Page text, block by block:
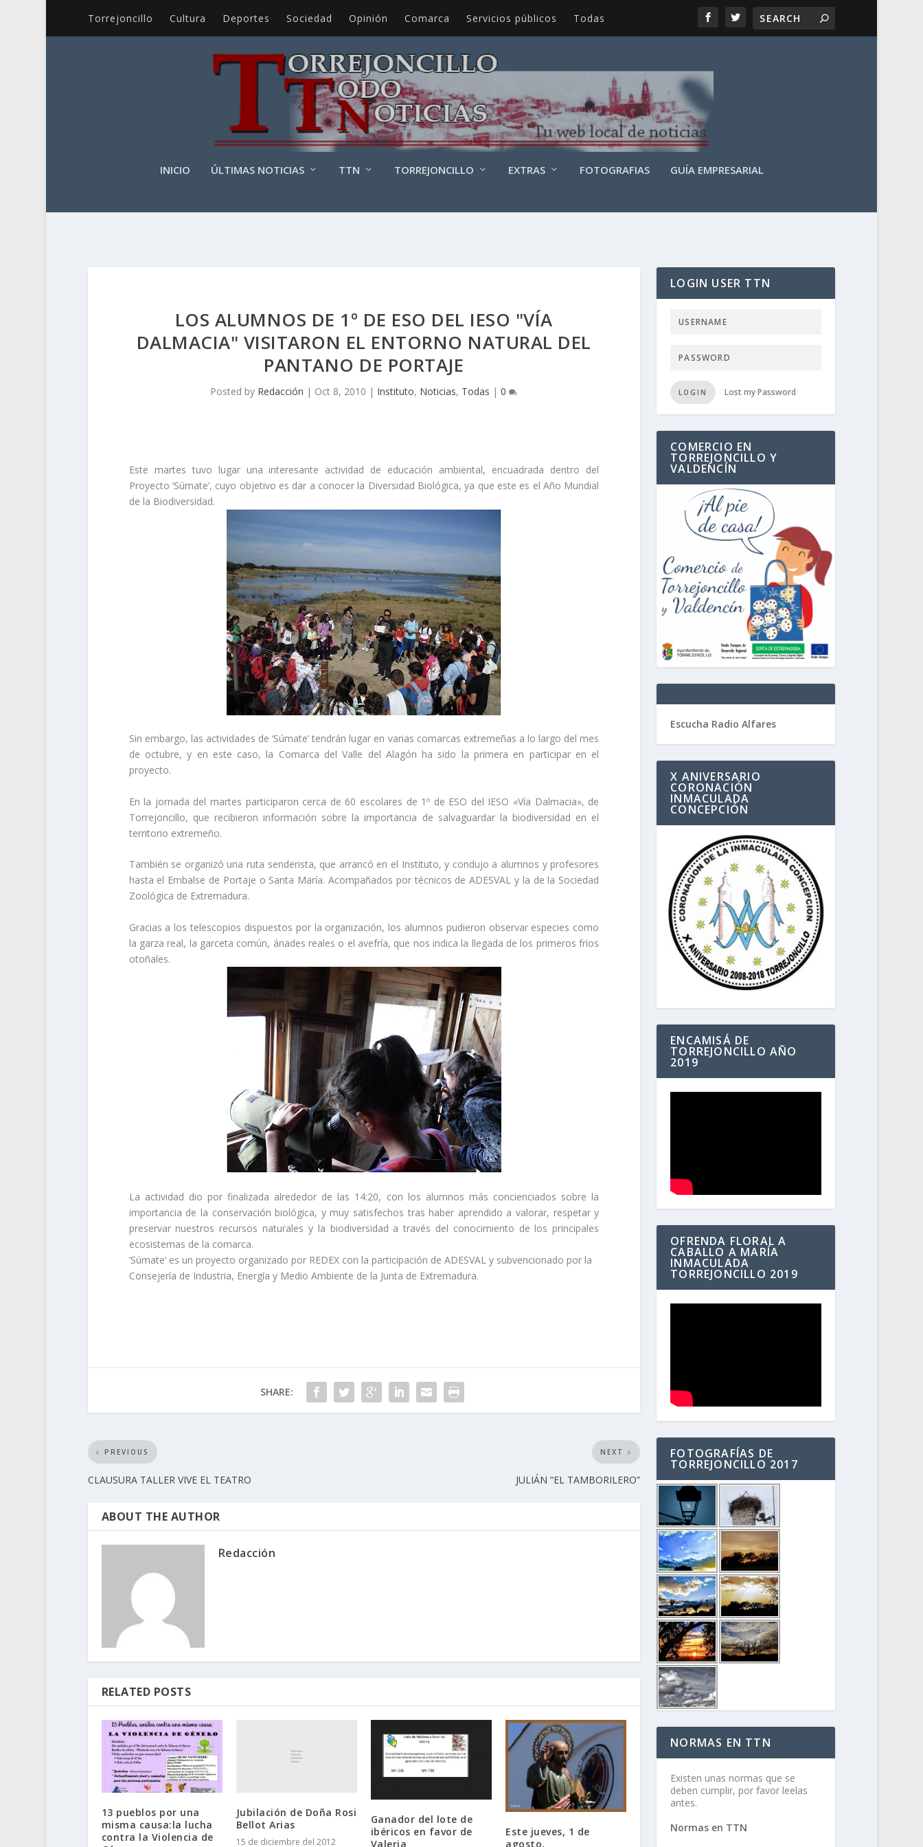
Torrejoncillo Cultura Deportes Sociedad Opinión Comarca Servicios públicos Todas
INICIO ÚLTIMAS NOTICIAS TTN TORREJONCILLO EXTRAS FOTOGRAFIAS GUÍA EMPRESARIAL
LOS ALUMNOS DE 1º DE ESO DEL IESO "VÍA
DALMACIA" VISITARON EL ENTORNO NATURAL DEL
PANTANO DE PORTAJE
Posted by Redacción | Oct 8, 2010 | Instituto, Noticias, Todas |0
Este martes tuvo lugar una interesante actividad de educación ambiental, encuadrada dentro del
Proyecto ‘Súmate’, cuyo objetivo es dar a conocer la Diversidad Biológica, ya que este es el Año Mundial
de la Biodiversidad.
Sin embargo, las actividades de ‘Súmate’ tendrán lugar en varias comarcas extremeñas a lo largo del mes
de octubre, y en este caso, la Comarca del Valle del Alagón ha sido la primera en participar en el
proyecto.
En la jornada del martes participaron cerca de 60 escolares de 1º de ESO del IESO «Vía Dalmacia», de
Torrejoncillo, que recibieron información sobre la importancia de salvaguardar la biodiversidad en el
territorio extremeño.
También se organizó una ruta senderista, que arrancó en el Instituto, y condujo a alumnos y profesores
hasta el Embalse de Portaje o Santa María. Acompañados por técnicos de ADESVAL y la de la Sociedad
Zoológica de Extremadura.
Gracias a los telescopios dispuestos por la organización, los alumnos pudieron observar especies como
la garza real, la garceta común, ánades reales o el avefría, que nos indica la llegada de los primeros fríos
otoñales.
La actividad dio por finalizada alrededor de las 14:20, con los alumnos más concienciados sobre la
importancia de la conservación biológica, y muy satisfechos tras haber aprendido a valorar, respetar y
preservar nuestros recursos naturales y la biodiversidad a través del conocimiento de los principales
ecosistemas de la comarca.
‘Súmate’ es un proyecto organizado por REDEX con la participación de ADESVAL y subvencionado por la
Consejería de Industria, Energía y Medio Ambiente de la Junta de Extremadura.
SHARE:
PREVIOUS
CLAUSURA TALLER VIVE EL TEATRO
NEXT
JULIÁN “EL TAMBORILERO”
ABOUT THE AUTHOR
Redacción
RELATED POSTS
13 pueblos por una
misma causa:la lucha
contra la Violencia de
Jubilación de Doña Rosi
Bellot Arias
15 de diciembre del 2012
Ganador del lote de
ibéricos en favor de
Valeria
Este jueves, 1 de
agosto,
LOGIN USER TTN
LOGIN Lost my Password
COMERCIO EN
TORREJONCILLO Y
VALDENCÍN
Escucha Radio Alfares
X ANIVERSARIO
CORONACIÓN
INMACULADA
CONCEPCIÓN
ENCAMISÁ DE
TORREJONCILLO AÑO
2019
OFRENDA FLORAL A
CABALLO A MARÍA
INMACULADA
TORREJONCILLO 2019
FOTOGRAFÍAS DE
TORREJONCILLO 2017
NORMAS EN TTN
Existen unas normas que se
deben cumplir, por favor leelas
antes.
Normas en TTN